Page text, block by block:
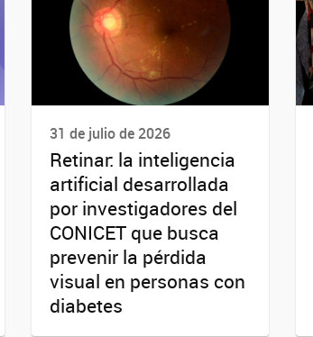
31 de julio de 2026
Retinar: la inteligencia
artificial desarrollada
por investigadores del
CONICET que busca
prevenir la pérdida
visual en personas con
diabetes